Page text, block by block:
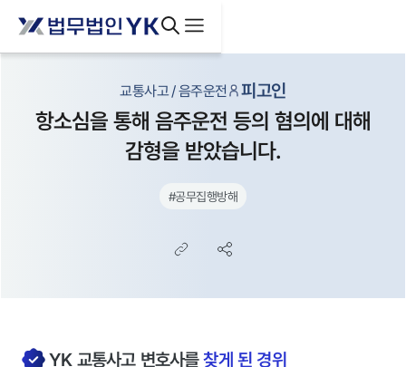
교통사고 / 음주운전 피고인
항소심을 통해 음주운전 등의 혐의에 대해
감형을 받았습니다.
#공무집행방해
YK교통사고변호사를찾게 된 경위